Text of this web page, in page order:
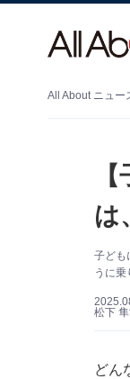
All About ニュー
は
子ども
うに
松下 隼
どん